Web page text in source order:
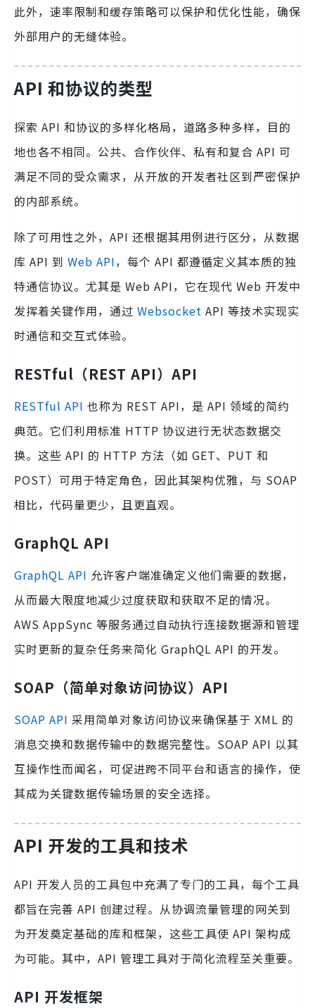
此外，速率限制和缓存策略可以保护和优化性能，确保
外部用户的无缝体验。
API 和协议的类型
探索 API 和协议的多样化格局，道路多种多样，目的
地也各不相同。公共、合作伙伴、私有和复合 API 可
满足不同的受众需求，从开放的开发者社区到严密保护
的内部系统。
除了可用性之外，API 还根据其用例进行区分，从数据
库 API 到 Web API，每个 API 都遵循定义其本质的独
特通信协议。尤其是 Web API，它在现代 Web 开发中
发挥着关键作用，通过 Websocket API 等技术实现实
时通信和交互式体验。
RESTful（REST API）API
RESTful API 也称为 REST API，是 API 领域的简约
典范。它们利用标准 HTTP 协议进行无状态数据交
换。这些 API 的 HTTP 方法（如 GET、PUT 和
POST）可用于特定角色，因此其架构优雅，与 SOAP
相比，代码量更少，且更直观。
GraphQL API
GraphQL API 允许客户端准确定义他们需要的数据，
从而最大限度地减少过度获取和获取不足的情况。
AWS AppSync 等服务通过自动执行连接数据源和管理
实时更新的复杂任务来简化 GraphQL API 的开发。
SOAP（简单对象访问协议）API
SOAP API 采用简单对象访问协议来确保基于 XML 的
消息交换和数据传输中的数据完整性。SOAP API 以其
互操作性而闻名，可促进跨不同平台和语言的操作，使
其成为关键数据传输场景的安全选择。
API 开发的工具和技术
API 开发人员的工具包中充满了专门的工具，每个工具
都旨在完善 API 创建过程。从协调流量管理的网关到
为开发奠定基础的库和框架，这些工具使 API 架构成
为可能。其中，API 管理工具对于简化流程至关重要。
API 开发框架